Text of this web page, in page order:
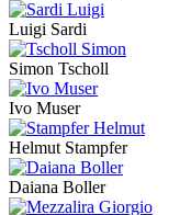
Luigi Sardi
Simon Tscholl
Ivo Muser
Helmut Stampfer
Daiana Boller